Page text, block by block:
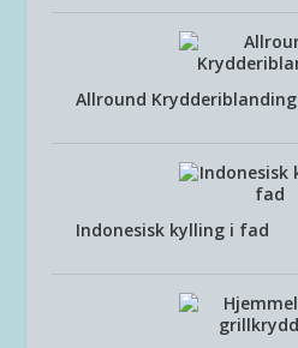
Allround Krydderiblanding
Indonesisk kylling i fad